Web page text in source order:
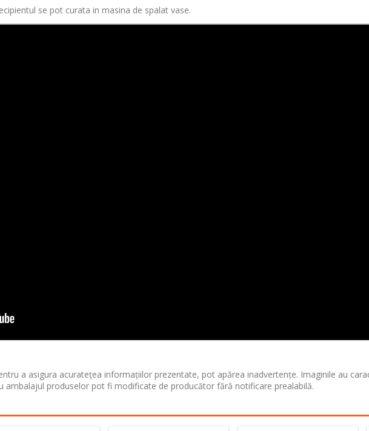
se pot curata in masina de spalat vase.
a asigura acuratețea informațiilor prezentate, pot apărea inadvertențe. Imaginile au
ambalajul produselor pot fi modificate de producător fără notificare prealabilă.